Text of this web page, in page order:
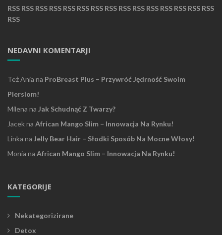
RSS RSS RSS RSS RSS RSS RSS RSS RSS RSS RSS RSS RSS RSS RSS
RSS
NEDAVNI KOMENTARJI
Też Ania na ProBreast Plus – Przywróć Jędrność Swoim
Piersiom!
Milena na Jak Schudnąć Z Twarzy?
Jacekna African Mango Slim – Innowacja Na Rynku!
Linka na Jelly Bear Hair – Słodki Sposób Na Mocne Włosy!
Monia na African Mango Slim – Innowacja Na Rynku!
KATEGORIJE
Nekategorizirane
Detox